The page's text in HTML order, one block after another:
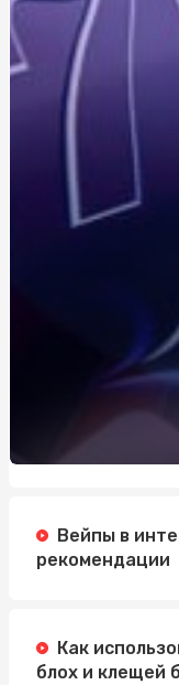
Купити сітку для
Зварна сітка:
покупки
ICloud-кредит
втрати доступу
легендарним
Вартість труни
Выбор автошколы
Армійські
функціоналу
Професія
Автошкола на
Вейпы в
рекомендации
Как
блох и клещей